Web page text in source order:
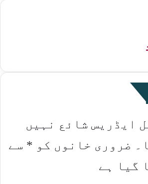
ایڈریس شائع نہیں
ضروری خانوں کو * سے
گیا ہے